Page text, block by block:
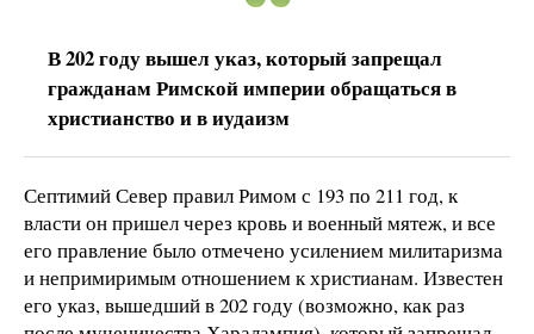
В 202 году вышел указ, который запрещал
гражданам Римской империи обращаться в
христианство и в иудаизм
Септимий Север правил Римом с 193 по 211 год, к
власти он пришел через кровь и военный мятеж, и все
его правление было отмечено усилением милитаризма
и непримиримым отношением к христианам. Известен
его указ, вышедший в 202 году (возможно, как раз